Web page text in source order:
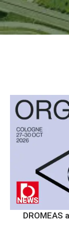
NEWS
DROMEAS